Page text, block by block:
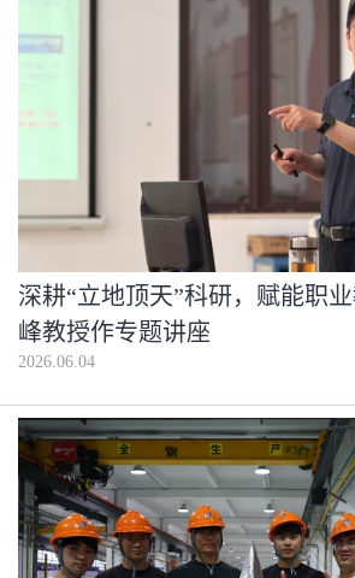
深耕“立地顶天”科研，赋能职
峰教授作专题讲座
2026.06.04